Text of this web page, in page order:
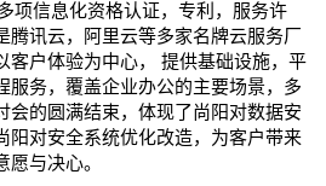
项信息化资格认证，专利，服务许
腾讯云，阿里云等多家名牌云服务厂
客户体验为中心， 提供基础设施，平
服务，覆盖企业办公的主要场景，多
会的圆满结束，体现了尚阳对数据安
阳对安全系统优化改造，为客户带来
与决心。